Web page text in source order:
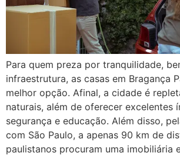
Para quem preza por tranquilidade,
infraestrutura, as casas em Bragança
melhor opção. Afinal, a cidade é
naturais, além de oferecer excelentes
segurança e educação. Além disso,
com São Paulo, a apenas 90 km de
paulistanos procuram uma imobiliária